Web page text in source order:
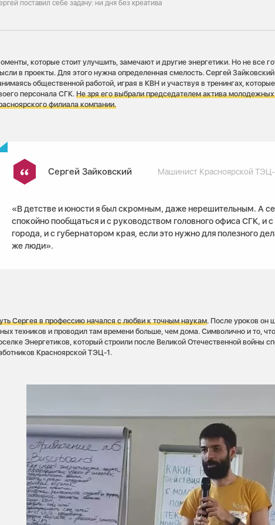
поставил себе задачу: ни дня без креатива
которые стоит улучшить, замечают и другие энергетики. Но не все
в проекты. Для этого нужна определенная смелость. Сергей Зайковский
общественной работой, играя в КВН и участвуя в тренингах,
персонала СГК.Не зря его выбрали председателем актива
филиала компании.
Сергей Зайковский Машинист Красноярской ТЭЦ-
«В детстве и юности я был скромным, даже нерешительным. А
спокойно пообщаться и с руководством головного офиса СГК, и
города, и с губернатором края, если это нужно для полезного
же люди».
Сергея в профессию началсяс любви к точным наукам. После уроков он
техников и проводил там времени больше, чем дома. Символично и то,
Энергетиков, который строили после Великой Отечественной войны
Красноярской ТЭЦ-1.